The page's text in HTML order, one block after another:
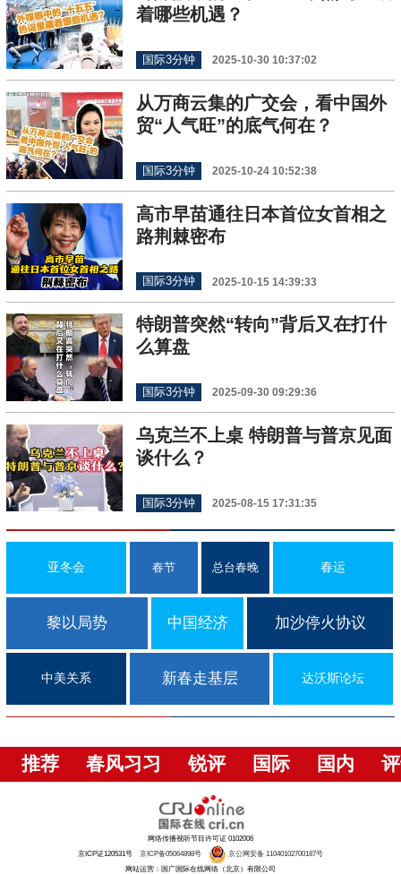
着哪些机遇？
国际3分钟 2025-10-30 10:37:02
从万商云集的广交会，看中国外
贸“人气旺”的底气何在？
国际3分钟 2025-10-24 10:52:38
高市早苗通往日本首位女首相之
路荆棘密布
国际3分钟 2025-10-15 14:39:33
特朗普突然“转向”背后又在打什
么算盘
国际3分钟 2025-09-30 09:29:36
乌克兰不上桌 特朗普与普京见面
谈什么？
国际3分钟 2025-08-15 17:31:35
亚冬会 春节 总台春晚 春运
黎以局势 中国经济 加沙停火协议
中美关系 新春走基层 达沃斯论坛
推荐 春风习习 锐评 国际 国内
网络传播视听节目许可证 0102006
京ICP证120531号 京ICP备05064898号
京公网安备 11040102700187号
网站运营：国广国际在线网络（北京）有限公司